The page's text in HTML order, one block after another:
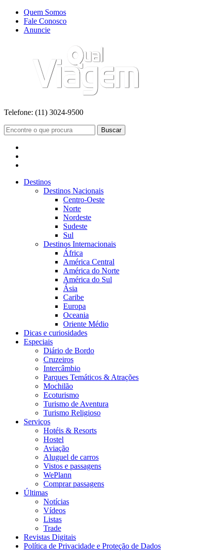
Quem Somos
Fale Conosco
Anuncie
Telefone: (11) 3024-9500
Buscar
Destinos
Destinos Nacionais
Centro-Oeste
Norte
Nordeste
Sudeste
Sul
Destinos Internacionais
África
América Central
América do Norte
América do Sul
Ásia
Caribe
Europa
Oceania
Oriente Médio
Dicas e curiosidades
Especiais
Diário de Bordo
Cruzeiros
Intercâmbio
Parques Temáticos & Atrações
Mochilão
Ecoturismo
Turismo de Aventura
Turismo Religioso
Serviços
Hotéis & Resorts
Hostel
Aviação
Aluguel de carros
Vistos e passagens
WePlann
Comprar passagens
Últimas
Notícias
Vídeos
Listas
Trade
Revistas Digitais
Política de Privacidade e Proteção de Dados